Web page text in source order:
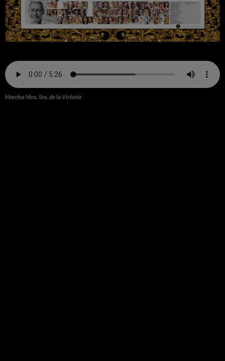
Marcha Ntra. Sra. de la Victoria